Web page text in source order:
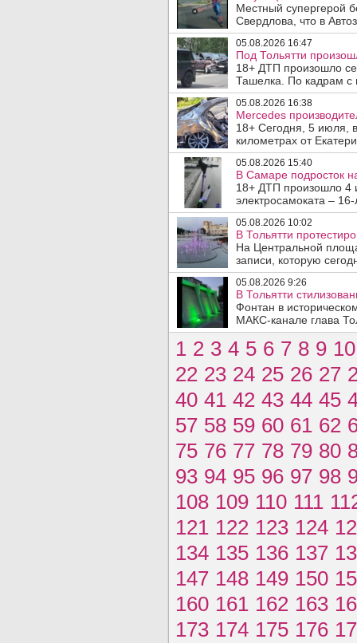
Местный супергерой
Свердлова, что в
05.08.2026 16:47
Под Тольятти
18+ ДТП произошло
Ташелка. По кадрам с
05.08.2026 16:38
Mercedes
18+ Сегодня, 5 июля,
километрах от
05.08.2026 15:40
В Самаре подросток
18+ ДТП произошло
электросамоката –
05.08.2026 10:02
В Тольятти
На Центральной
записи, которую
05.08.2026 9:26
В Тольятти
Фонтан в
МАКС-канале глава
1 2 3 4 5 6 7 8 9 10
22 23 24 25 26 27
40 41 42 43 44 45
57 58 59 60 61 62
75 76 77 78 79 80
93 94 95 96 97 98
108 109 110 111
121 122 123 124
134 135 136 137
147 148 149 150
160 161 162 163
173 174 175 176